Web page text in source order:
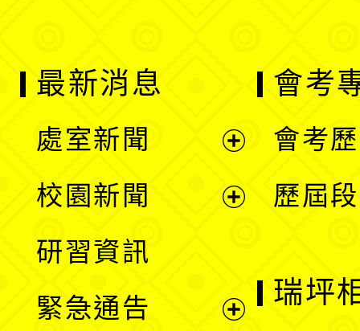
最新消息
處室新聞
單
校園新聞
選
研習資訊
緊急通告
會考
會考
歷屆
瑞坪